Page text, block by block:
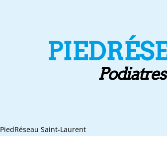
PiedRéseau Saint-Laurent